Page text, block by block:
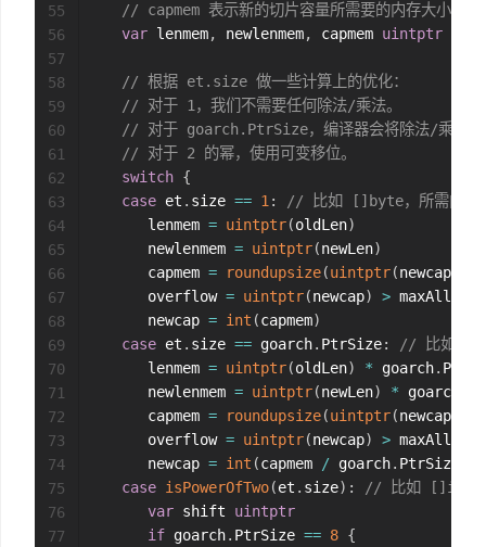
// capmem 表示新的切片容量所需要的内存大小
var lenmem, newlenmem, capmem uintptr
// 根据 et.size 做一些计算上的优化：
// 对于 1，我们不需要任何除法/乘法。
// 对于 goarch.PtrSize，编译器会将除法/乘法优
// 对于 2 的幂，使用可变移位。
switch {
case et . size == 1 :
// 比如 []byte，所需内存
      lenmem
= uintptr(oldLen)
      newlenmem
= uintptr(newLen)
      capmem
= roundupsize(uintptr(newcap
      overflow
= uintptr(newcap) > maxAlloc
      newcap
= int (capmem)
case et . size == goarch. PtrSize:
// 比如
      lenmem
= uintptr(oldLen) * goarch.
      newlenmem
= uintptr(newLen) * goarch
      capmem
= roundupsize(uintptr(newcap
      overflow
= uintptr(newcap) > maxAlloc
      newcap
= int (capmem / goarch. PtrSize
case isPowerOfTwo(et . size) :
// 比如 []int64
var shift uintptr
if goarch. PtrSize == 8 {
55
56
57
58
59
60
61
62
63
64
65
66
67
68
69
70
71
72
73
74
75
76
77